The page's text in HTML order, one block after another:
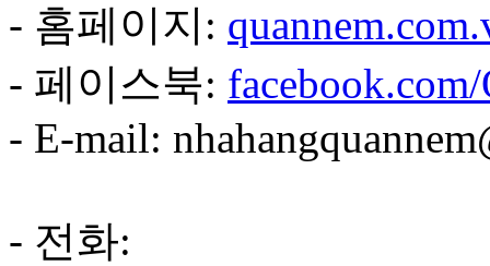
- 홈페이지:
- 페이스북:
- E-mail:
- 전화: